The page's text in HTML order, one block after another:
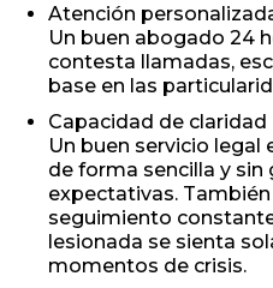
Atención
Un buen abogado 24
contesta llamadas,
base en las
Capacidad de claridad
Un buen servicio legal
de forma sencilla y sin
expectativas.
seguimiento
lesionada se sienta
momentos de crisis.